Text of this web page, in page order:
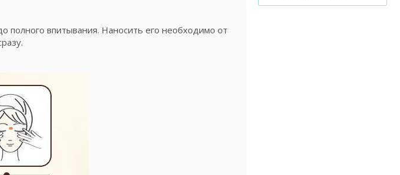
полного впитывания. Наносить его необходимо от